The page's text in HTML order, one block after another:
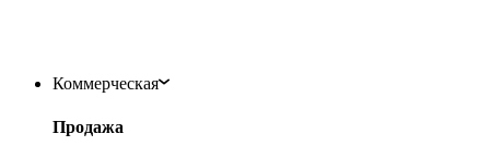
Коммерческая
Продажа